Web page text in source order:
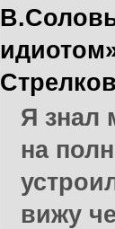
Я знал
на
вижу